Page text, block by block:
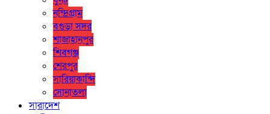
নন্দ্রিগ্রাম
বগুড়া সদর
শাজাহানপুর
শিবগঞ্জ
শেরপুর
সারিয়াকান্দি
সোনাতলা
সারাদেশ